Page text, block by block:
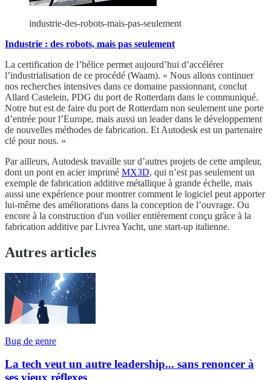
industrie-des-robots-mais-pas-seulement
Industrie : des robots, mais pas seulement
La certification de l’hélice permet aujourd’hui d’accélérer
l’industrialisation de ce procédé (Waam). « Nous allons continuer
nos recherches intensives dans ce domaine passionnant, conclut
Allard Castelein, PDG du port de Rotterdam dans le communiqué.
Notre but est de faire du port de Rotterdam non seulement une porte
d’entrée pour l’Europe, mais aussi un leader dans le développement
de nouvelles méthodes de fabrication. Et Autodesk est un partenaire
clé pour nous. »
Par ailleurs, Autodesk travaille sur d’autres projets de cette ampleur,
dont un pont en acier imprimé MX3D, qui n’est pas seulement un
exemple de fabrication additive métallique à grande échelle, mais
aussi une expérience pour montrer comment le logiciel peut apporter
lui-même des améliorations dans la conception de l’ouvrage. Ou
encore à la construction d'un voilier entièrement conçu grâce à la
fabrication additive par Livrea Yacht, une start-up italienne.
Autres articles
Bug de genre
La tech veut un autre leadership... sans renoncer à